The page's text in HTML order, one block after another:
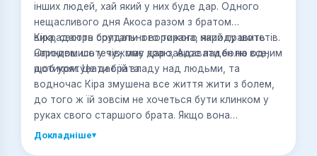
інших людей, хай який у них буде дар. Одного
нещасливого дня Акоса разом з братом
викрадають солдати з ворожого народу шотетів.
Опинившись у чужому краю, Акос ладен на все,
щоб урятувати брата.
Кіра, сестра брутального тирана, який править
народом шотетів, має дар завдавати болю одним
дотиком. Це дає їй владу над людьми, та
водночас Кіра змушена все життя жити з болем,
до того ж їй зовсім не хочеться бути клинком у
руках свого старшого брата. Якщо вона
допоможе Акосу, який здатен звільнити її від
Докладніше▾